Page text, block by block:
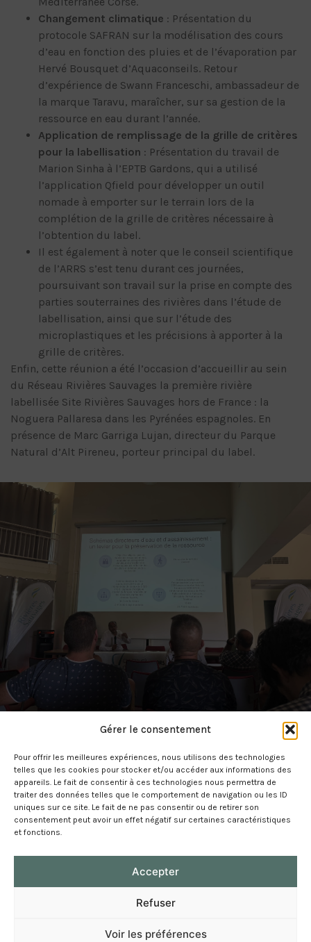
Gérer le consentement
Pour offrir les meilleures expériences, nous utilisons des technologies
telles que les cookies pour stocker et/ou accéder aux informations des
appareils. Le fait de consentir à ces technologies nous permettra de
traiter des données telles que le comportement de navigation ou les ID
uniques sur ce site. Le fait de ne pas consentir ou de retirer son
consentement peut avoir un effet négatif sur certaines caractéristiques
et fonctions.
Accepter
Refuser
Voir les préférences
Changement climatique : Présentation du
protocole SAFRAN sur la modélisation des cours
d’eau en fonction des pluies et de l’évaporation par
Hervé Bousquet d’Aquaconseils. Retour
d’expérience de Swann Franceschi, ambassadeur de
la marque Taravu, maraîcher, sur sa gestion de la
ressource en eau durant l’année.
Application de remplissage de la grille de critères
pour la labellisation : Présentation du travail de
Marion Sinha à l’EPTB Gardons, qui a utilisé
l’application Qfield pour développer un outil
nomade à emporter sur le terrain lors de la
complétion de la grille de critères nécessaire à
l’obtention du label.
Il est également à noter que le conseil scientifique
de l’ARRS s’est tenu durant ces journées,
poursuivant son travail sur la prise en compte des
parties souterraines des rivières dans l’étude de
labellisation, ainsi que sur l’étude des
microplastiques et les précisions à apporter à la
grille de critères.
Enfin, cette réunion a été l’occasion d’accueillir au sein
du Réseau Rivières Sauvages la première rivière
labellisée Site Rivières Sauvages hors de France : la
Noguera Pallaresa dans les Pyrénées espagnoles. En
présence de Marc Garriga Lujan, directeur du Parque
Natural d’Alt Pireneu, porteur principal du label.
RGPD